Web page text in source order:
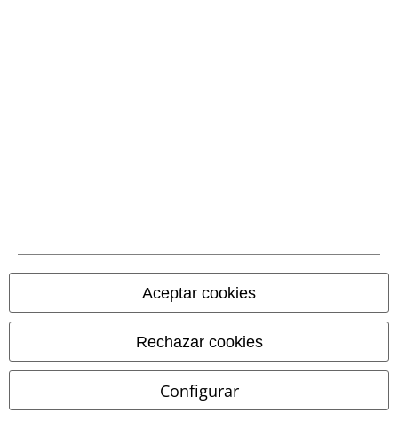
Aceptar cookies
Rechazar cookies
Configurar
Métodos de pago